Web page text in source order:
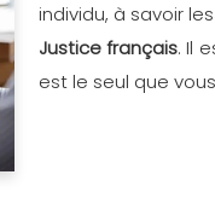
individu, à savoir
Justice français. Il
est le seul que